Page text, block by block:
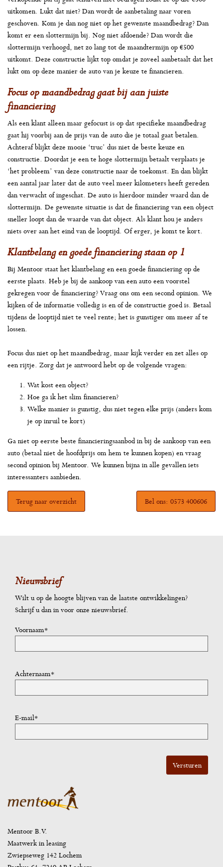
uitkomen. Lukt dat niet? Dan wordt de aanbetaling naar voren
geschoven. Kom je dan nog niet op het gewenste maandbedrag? Dan
komt er een slottermijn bij. Nog niet afdoende? Dan wordt die
slottermijn verhoogd, net zo lang tot de maandtermijn op €500
uitkomt. Deze constructie lijkt top omdat je zoveel aanbetaalt dat het
lukt om op deze manier de auto van je keuze te financieren.
Focus op maandbedrag gaat bij aan juiste
financiering
Als een klant alleen maar gefocust is op dat specifieke maandbedrag
gaat hij voorbij aan de prijs van de auto die je totaal gaat betalen.
Achteraf blijkt deze mooie ‘truc’ dus niet de beste keuze en
constructie. Doordat je een te hoge slottermijn betaalt verplaats je
‘het probleem’ van deze constructie naar de toekomst. En dan blijkt
een aantal jaar later dat de auto veel meer kilometers heeft gereden
dan verwacht of ingeschat. De auto is hierdoor minder waard dan de
slottermijn. De gewenste situatie is dat de financiering van een object
sneller loopt dan de waarde van dat object. Als klant hou je anders
niets over aan het eind van de looptijd. Of erger, je komt te kort.
Klantbelang en goede financiering staan op 1
Bij Mentoor staat het klantbelang en een goede financiering op de
eerste plaats. Heb je bij de aankoop van een auto een voorstel
gekregen voor de financiering? Vraag ons om een second opinion. We
kijken of de informatie volledig is en of de constructie goed is. Betaal
tijdens de looptijd niet te veel rente; het is gunstiger om meer af te
lossen.
Focus dus niet op het maandbedrag, maar kijk verder en zet alles op
een rijtje. Zorg dat je antwoord hebt op de volgende vragen:
Wat kost een object?
Hoe ga ik het slim financieren?
Welke manier is gunstig, dus niet tegen elke prijs (anders kom
je op inruil te kort)
Ga niet op eerste beste financieringsaanbod in bij de aankoop van een
auto (betaal niet de hoofdprijs om hem te kunnen kopen) en vraag
second opinion bij Mentoor. We kunnen bijna in alle gevallen iets
interessanters aanbieden.
Terug naar overzicht Bel ons: 0573 400606
Nieuwsbrief
Wilt u op de hoogte blijven van de laatste ontwikkelingen?
Schrijf u dan in voor onze nieuwsbrief.
Voornaam*
Achternaam*
E-mail*
Mentoor B.V.
Maatwerk in leasing
Zwiepseweg 142 Lochem